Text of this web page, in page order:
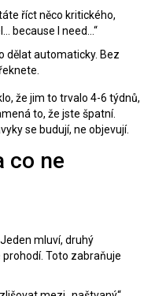
říct něco kritického,
because I need…“
dělat automaticky. Bez
že jim to trvalo 4-6 týdnů,
to, že jste špatní.
se budují, ne objevují.
co ne
Jeden mluví, druhý
Toto zabraňuje